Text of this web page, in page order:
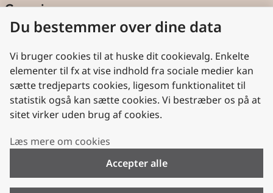
Genveje
Cookies
Aktindsigt
Persondatabeskyttelse
Nyttige links
Plan- og Landdistriktsstyrelsen
Folkekirken.dk
Du bestemmer over dine data
Vi bruger cookies til at huske dit cookievalg. Enkelte
elementer til fx at vise indhold fra sociale medier kan
sætte tredjeparts cookies, ligesom funktionalitet til
statistik også kan sætte cookies. Vi bestræber os på at
sitet virker uden brug af cookies.
Læs mere om cookies
Accepter alle